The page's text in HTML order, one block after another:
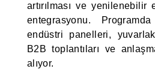
artırılması ve yenilenebilir
entegrasyonu.
endüstri panelleri,
B2B toplantıları ve
alıyor.